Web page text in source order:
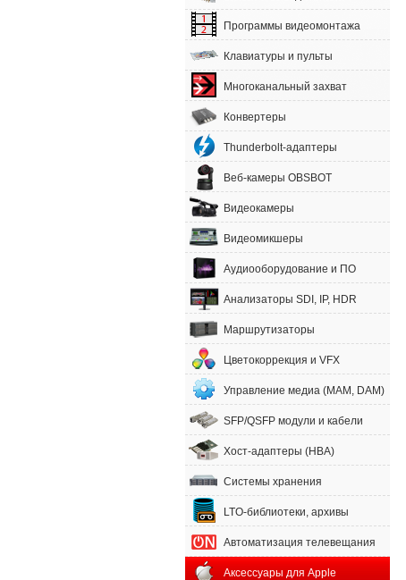
Программы видеомонтажа
Клавиатуры и пульты
Многоканальный захват
Конвертеры
Thunderbolt-адаптеры
Веб-камеры OBSBOT
Видеокамеры
Видеомикшеры
Аудиооборудование и ПО
Анализаторы SDI, IP, HDR
Маршрутизаторы
Цветокоррекция и VFX
Управление медиа (MAM, DAM)
SFP/QSFP модули и кабели
Хост-адаптеры (HBA)
Системы хранения
LTO-библиотеки, архивы
Автоматизация телевещания
Аксессуары для Apple